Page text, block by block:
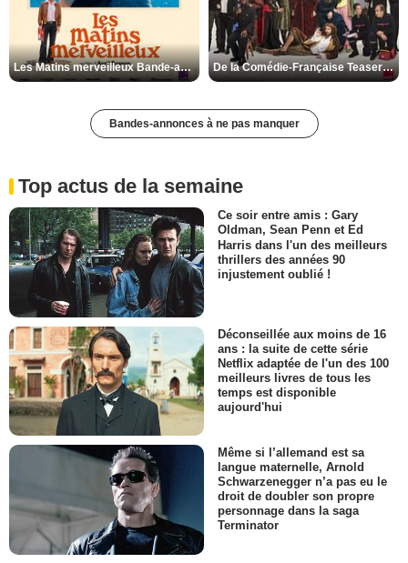
Les Matins merveilleux Bande-annonce VF De la Comédie-Française Teaser VF
Bandes-annonces à ne pas manquer
Top actus de la semaine
Ce soir entre amis : Gary
Oldman, Sean Penn et Ed
Harris dans l'un des meilleurs
thrillers des années 90
injustement oublié !
Déconseillée aux moins de 16
ans : la suite de cette série
Netflix adaptée de l'un des 100
meilleurs livres de tous les
temps est disponible
aujourd'hui
Même si l’allemand est sa
langue maternelle, Arnold
Schwarzenegger n’a pas eu le
droit de doubler son propre
personnage dans la saga
Terminator